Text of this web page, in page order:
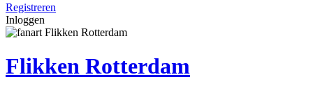
Registreren
Inloggen
Flikken Rotterdam